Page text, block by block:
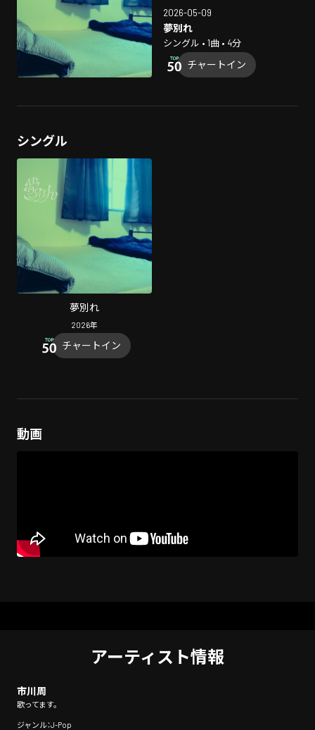
2026-05-09
夢別れ
シングル • 1曲 • 4分
チャートイン
シングル
夢別れ
2026年
チャートイン
動画
アーティスト情報
市川周
歌ってます。
ジャンル：J-Pop